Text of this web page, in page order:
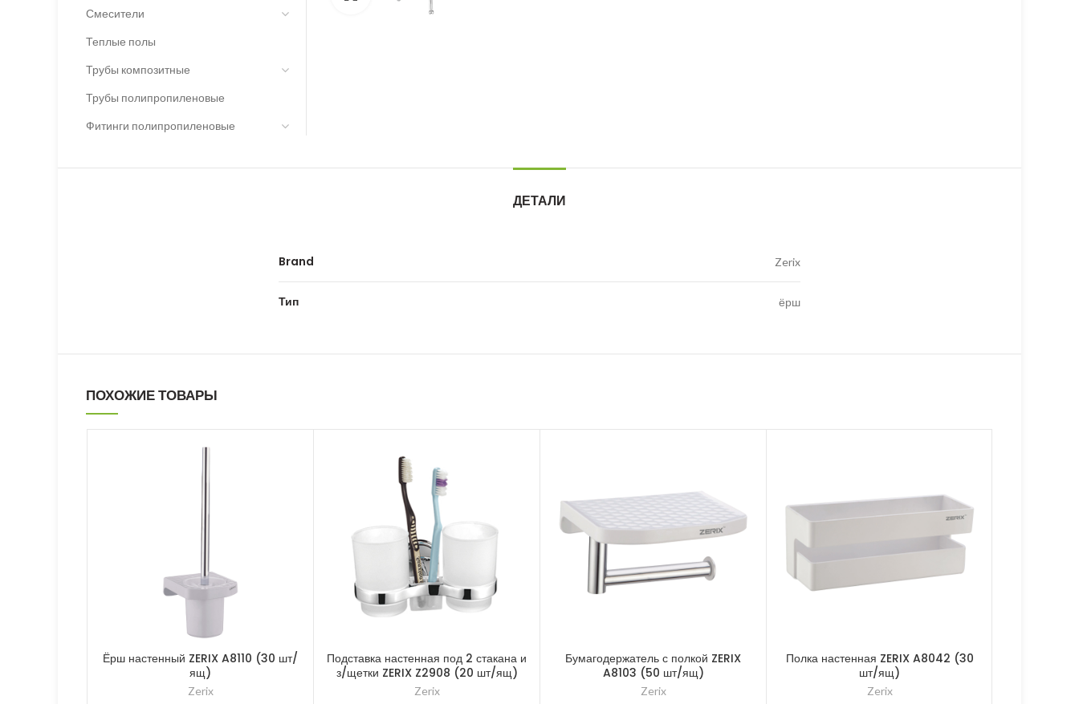
Смесители
Теплые полы
Трубы композитные
Трубы полипропиленовые
Фитинги полипропиленовые
ДЕТАЛИ
Brand Zerix
Тип ёрш
ПОХОЖИЕ ТОВАРЫ
Ёрш настенный ZERIX A8110 (30 шт/
ящ)
Zerix
Подставка настенная под 2 стакана и
з/щетки ZERIX Z2908 (20 шт/ящ)
Zerix
Бумагодержатель с полкой ZERIX
A8103 (50 шт/ящ)
Zerix
Полка настенная ZERIX A8042 (30
шт/ящ)
Zerix